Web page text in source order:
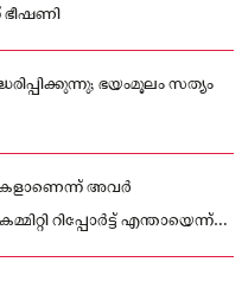
ഭയംമൂലം സത്യം
അവർ
റിപ്പോർട്ട് എന്തായെന്ന്